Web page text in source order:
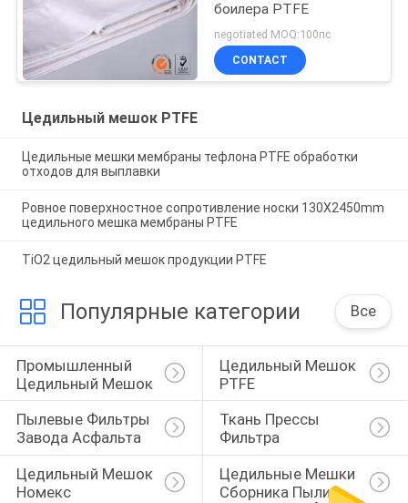
боилера PTFE
negotiated MOQ:100пс
CONTACT
Цедильный мешок PTFE
Цедильные мешки мембраны тефлона PTFE обработки
отходов для выплавки
Ровное поверхностное сопротивление носки 130X2450mm
цедильного мешка мембраны PTFE
TiO2 цедильный мешок продукции PTFE
Популярные категории Все
Промышленный
Цедильный Мешок
Цедильный Мешок
PTFE
Пылевые Фильтры
Завода Асфальта
Ткань Прессы
Фильтра
Цедильный Мешок
Номекс
Цедильные Мешки
Сборника Пыли